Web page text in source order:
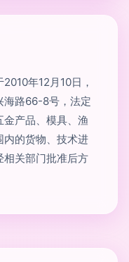
年12月10日，
海路66-8号，法定
产品、模具、渔
内的货物、技术进
相关部门批准后方